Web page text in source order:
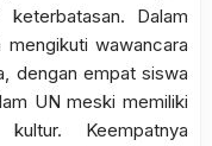
Dalam
wawancara
dengan empat siswa
UN meski memiliki
Keempatnya